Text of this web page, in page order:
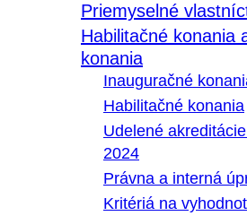
Priemyselné
Habilitačné konania
konania
Inauguračné
Habilitačné konania
Udelené
2024
Právna a interná
Kritériá na